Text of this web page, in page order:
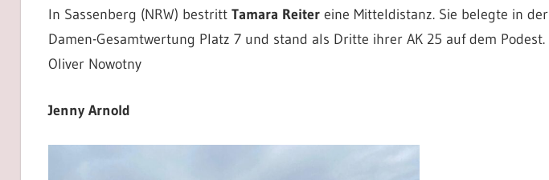
In Sassenberg (NRW) bestritt Tamara Reitereine Mitteldistanz. Sie belegte in der
Damen-Gesamtwertung Platz 7 und stand als Dritte ihrer AK 25 auf dem Podest.
Oliver Nowotny
Jenny Arnold